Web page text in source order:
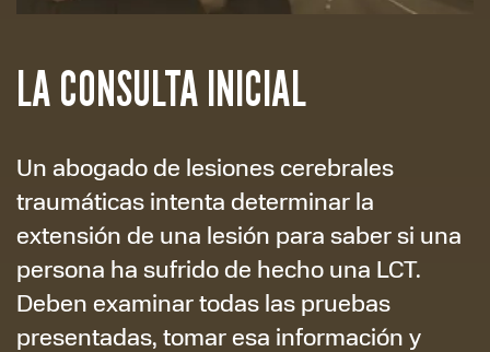
LA CONSULTA INICIAL
Un abogado de lesiones cerebrales
traumáticas intenta determinar la
extensión de una lesión para saber si una
persona ha sufrido de hecho una LCT.
Deben examinar todas las pruebas
presentadas, tomar esa información y